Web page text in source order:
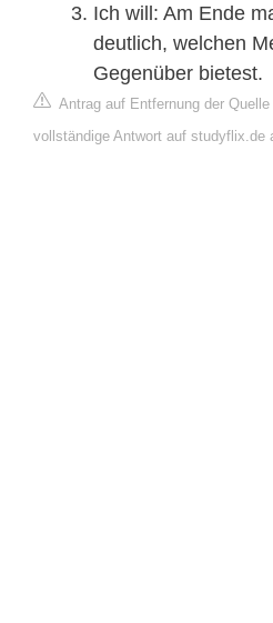
Ich will: Am Ende
deutlich, welchen
Gegenüber bietest.
Antrag auf Entfernung der Quelle
vollständige Antwort auf studyflix.de